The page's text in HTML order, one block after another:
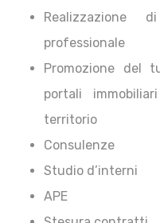
Realizzazione
professionale
Promozione del
portali
territorio
Consulenze
Studio d’interni
APE